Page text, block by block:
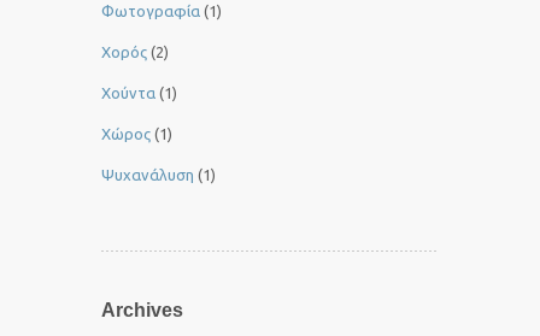
Φωτογραφία (1)
Χορός (2)
Χούντα (1)
Χώρος (1)
Ψυχανάλυση (1)
Archives